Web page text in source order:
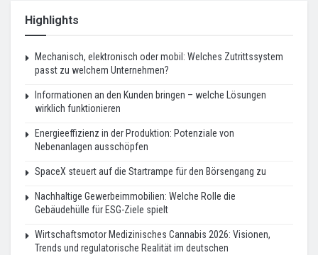
Highlights
Mechanisch, elektronisch oder mobil: Welches Zutrittssystem
passt zu welchem Unternehmen?
Informationen an den Kunden bringen – welche Lösungen
wirklich funktionieren
Energieeffizienz in der Produktion: Potenziale von
Nebenanlagen ausschöpfen
SpaceX steuert auf die Startrampe für den Börsengang zu
Nachhaltige Gewerbeimmobilien: Welche Rolle die
Gebäudehülle für ESG-Ziele spielt
Wirtschaftsmotor Medizinisches Cannabis 2026: Visionen,
Trends und regulatorische Realität im deutschen